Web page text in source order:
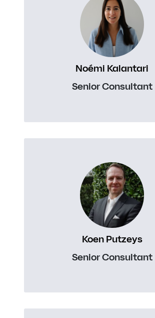
Noémi Kalantari
Senior Consultant
Koen Putzeys
Senior Consultant